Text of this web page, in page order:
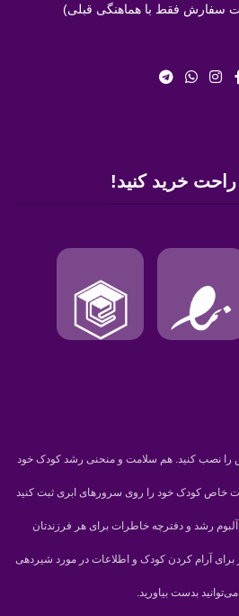
راحت خرید کنید!
را نصب کنید. هم سلامت و منحنی رشد کودک خود
خاص کودک خود را روی سرورهای ابری ثبت کنید
آلبوم رشد و دفترچه خاطرات برای هر فرزندتان
برای آرام کردن کودک و اطلاعات در مورد شیردهی
بدست بیاورید.